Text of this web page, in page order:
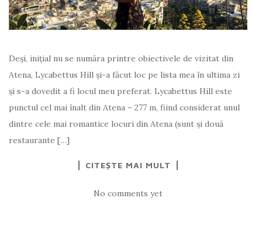
Deși, inițial nu se număra printre obiectivele de vizitat din
Atena, Lycabettus Hill și-a făcut loc pe lista mea în ultima zi
și s-a dovedit a fi locul meu preferat. Lycabettus Hill este
punctul cel mai înalt din Atena – 277 m, fiind considerat unul
dintre cele mai romantice locuri din Atena (sunt și două
restaurante […]
CITEȘTE MAI MULT
No comments yet